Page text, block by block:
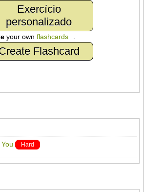
Exercício
personalizado
your ownflashcards
Flashcard
Hard